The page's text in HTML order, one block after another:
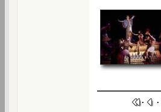
· ·